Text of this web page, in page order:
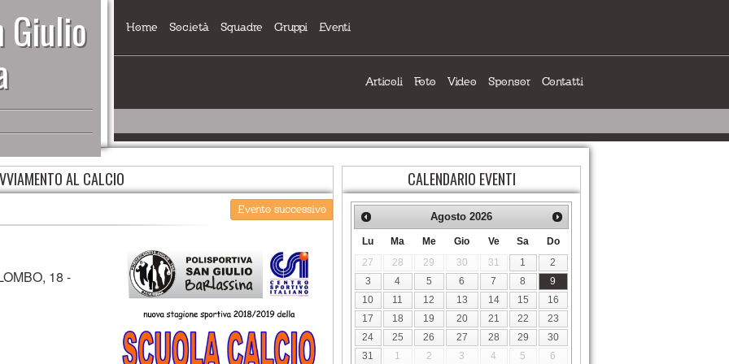
Giulio
Home Società Squadre Gruppi Eventi
Articoli Foto Video Sponsor Contatti
CALENDARIO EVENTI
Agosto 2026
Lu Ma Me Gio Ve Sa
Do
27
28 29 30 31 1
2
3
4 5 6 7 8
9
10
11 12 13 14 15
16
17
18 19 20 21 22
23
24
25 26 27 28 29
30
31
1 2 3 4 5 6
AL CALCIO
Evento successivo
18 -